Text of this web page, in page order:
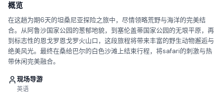
概览
在这趟为期6天的坦桑尼亚探险之旅中，尽情领略荒野与海洋的完美结
合。从阿鲁沙国家公园的葱郁地貌，到塞伦盖蒂国家公园的无垠平原，再
到标志性的恩戈罗恩戈罗火山口，这段旅程将带来丰富的野生动物邂逅与
绝美风光。最终在桑给巴尔的白色沙滩上结束行程，将safari的刺激与热
带休闲完美融合。
现场导游
英语